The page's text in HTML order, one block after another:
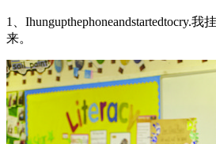
1、Ihungupthephoneandstartedtocry.
来。